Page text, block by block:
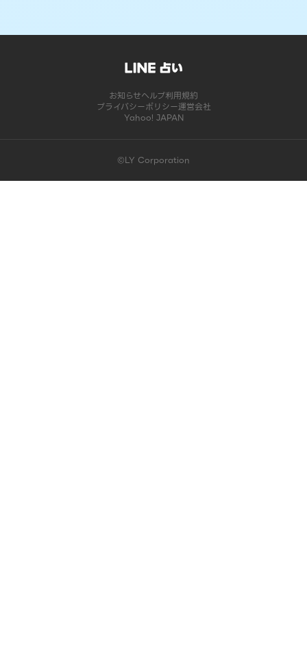
お知らせヘルプ利用規約
プライバシーポリシー運営会社
Yahoo! JAPAN
©LY Corporation
このコンテンツは掲載が終了しました | LINE占い